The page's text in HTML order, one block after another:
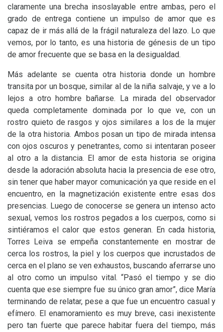
claramente una brecha insoslayable entre ambas, pero el
grado de entrega contiene un impulso de amor que es
capaz de ir más allá de la frágil naturaleza del lazo. Lo que
vemos, por lo tanto, es una historia de génesis de un tipo
de amor frecuente que se basa en la desigualdad.
Más adelante se cuenta otra historia donde un hombre
transita por un bosque, similar al de la niña salvaje, y ve a lo
lejos a otro hombre bañarse. La mirada del observador
queda completamente dominada por lo que ve, con un
rostro quieto de rasgos y ojos similares a los de la mujer
de la otra historia. Ambos posan un tipo de mirada intensa
con ojos oscuros y penetrantes, como si intentaran poseer
al otro a la distancia. El amor de esta historia se origina
desde la adoración absoluta hacia la presencia de ese otro,
sin tener que haber mayor comunicación ya que reside en el
encuentro, en la magnetización existente entre esas dos
presencias. Luego de conocerse se genera un intenso acto
sexual, vemos los rostros pegados a los cuerpos, como si
sintiéramos el calor que estos generan. En cada historia,
Torres Leiva se empeña constantemente en mostrar de
cerca los rostros, la piel y los cuerpos que incrustados de
cerca en el plano se ven exhaustos, buscando aferrarse uno
al otro como un impulso vital. “Pasó el tiempo y se dio
cuenta que ese siempre fue su único gran amor”, dice María
terminando de relatar, pese a que fue un encuentro casual y
efímero. El enamoramiento es muy breve, casi inexistente
pero tan fuerte que parece habitar fuera del tiempo, más